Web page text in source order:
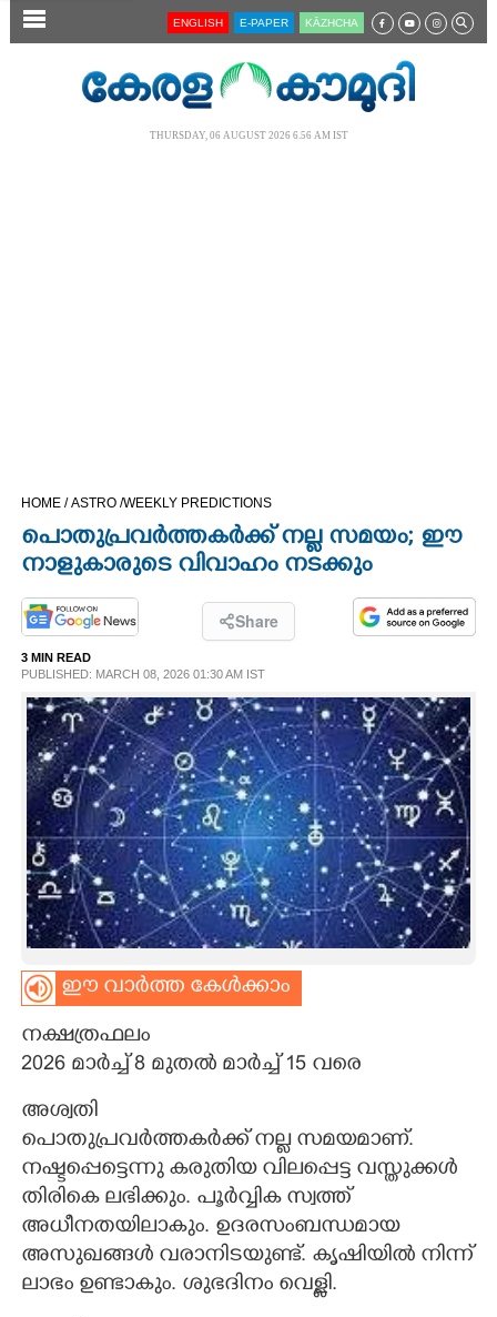
SECTIONS
OPINION
LIFESTYLE
SPIRITUAL
INFO+
ART
ASTRO
CARTOONS
LITERATURE
ZOOM
CONTACT US
ENGLISH E-PAPER KĀZHCHA
THURSDAY, 06 AUGUST 2026 6.56 AM IST
HOME /ASTRO /WEEKLY PREDICTIONS
പൊതുപ്രവർത്തകർക്ക് നല്ല സമയം; ഈ
നാളുകാരുടെ വിവാഹം നടക്കും
Share
3 MIN READ
PUBLISHED: MARCH 08, 2026 01:30 AM IST
ഈ വാർത്ത കേൾക്കാം
നക്ഷത്രഫലം
2026 മാർച്ച് 8 മുതൽ മാർച്ച് 15 വരെ
അശ്വതി
പൊതുപ്രവർത്തകർക്ക് നല്ല സമയമാണ്.
നഷ്ടപ്പെട്ടെന്നു കരുതിയ വിലപ്പെട്ട വസ്തുക്കൾ
തിരികെ ലഭിക്കും. പൂർവ്വിക സ്വത്ത്
അധീനതയിലാകും. ഉദരസംബന്ധമായ
അസുഖങ്ങൾ വരാനിടയുണ്ട്. കൃഷിയിൽ നിന്ന്
ലാഭം ഉണ്ടാകും. ശുഭദിനം വെള്ളി.